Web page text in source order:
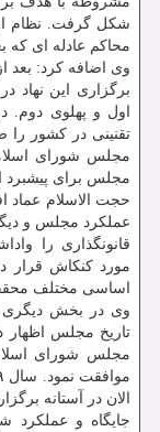
شكل گرفت. نظام
محاكم عادله ای كه
برگزاری این نهاد
اول و پهلوی دوم.
تقنینی در كشور
مجلس شورای
مجلس برای پیشبرد
حجت الاسلام عماد
عملكرد مجلس و
قانونگذاری را
مورد كنكاش قرار
اساسی مختلف
وی در بخش دیگری
تاریخ مجلس اظهار
مجلس شورای
الان در آستانه
جایگاه و